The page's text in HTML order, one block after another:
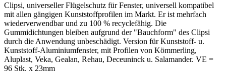
Clipsi, universeller Flügelschutz für Fenster, universell kompatibel
mit allen gängigen Kunststoffprofilen im Markt. Er ist mehrfach
wiederverwendbar und zu 100 % recyclefähig. Die
Gummidichtungen bleiben aufgrund der "Bauchform" des Clipsi
durch die Anwendung unbeschädigt. Version für Kunststoff- u.
Kunststoff-Aluminiumfenster, mit Profilen von Kömmerling,
Aluplast, Veka, Gealan, Rehau, Deceuninck u. Salamander. VE =
96 Stk. x 23mm